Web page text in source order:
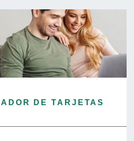
DE TARJETAS